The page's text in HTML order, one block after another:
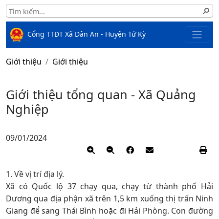
Cổng TTĐT Xã Dân An - Huyện Tứ Kỳ
Giới thiệu Giới thiệu
Giới thiệu tổng quan - Xã Quảng
Nghiệp
09/01/2024
1. Về vị trí địa lý.
Xã có Quốc lộ 37 chạy qua, chạy từ thành phố Hải
Dương qua địa phận xã trên 1,5 km xuống thị trấn Ninh
Giang để sang Thái Bình hoặc đi Hải Phòng. Con đường